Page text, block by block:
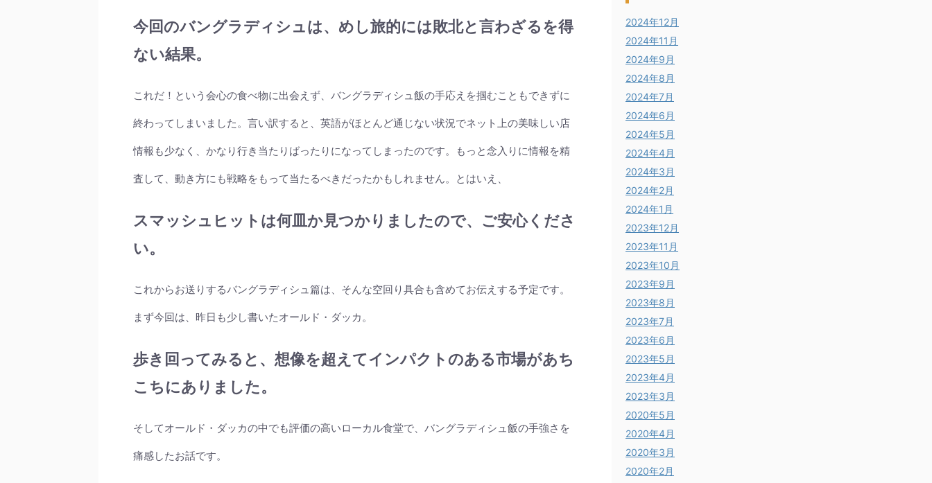
今回のバングラディシュは、めし旅的には敗北と言わざるを得
ない結果。
これだ！という会心の食べ物に出会えず、バングラディシュ飯の手応えを掴むこともできずに
終わってしまいました。言い訳すると、英語がほとんど通じない状況でネット上の美味しい店
情報も少なく、かなり行き当たりばったりになってしまったのです。もっと念入りに情報を精
査して、動き方にも戦略をもって当たるべきだったかもしれません。とはいえ、
スマッシュヒットは何皿か見つかりましたので、ご安心くださ
い。
これからお送りするバングラディシュ篇は、そんな空回り具合も含めてお伝えする予定です。
まず今回は、昨日も少し書いたオールド・ダッカ。
歩き回ってみると、想像を超えてインパクトのある市場があち
こちにありました。
そしてオールド・ダッカの中でも評価の高いローカル食堂で、バングラディシュ飯の手強さを
痛感したお話です。
2024年12月
2024年11月
2024年9月
2024年8月
2024年7月
2024年6月
2024年5月
2024年4月
2024年3月
2024年2月
2024年1月
2023年12月
2023年11月
2023年10月
2023年9月
2023年8月
2023年7月
2023年6月
2023年5月
2023年4月
2023年3月
2020年5月
2020年4月
2020年3月
2020年2月